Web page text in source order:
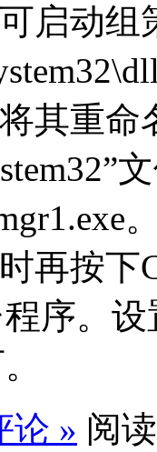
可启动
其重
时再按
序。
论 » 阅